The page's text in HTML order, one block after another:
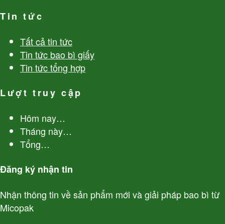
Tin tức
Tất cả tin tức
Tin tức bao bì giấy
Tin tức tổng hợp
Lượt truy cập
Hôm nay…
Tháng này…
Tổng…
Đăng ký nhận tin
Nhận thông tin về sản phẩm mới và giải pháp bao bì từ
Micopak